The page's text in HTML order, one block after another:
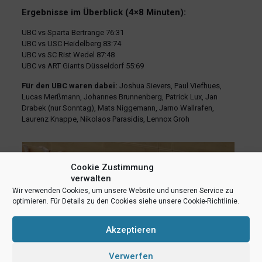
Cookie Zustimmung
verwalten
Wir verwenden Cookies, um unsere Website und unseren Service zu
optimieren. Für Details zu den Cookies siehe unsere Cookie-Richtlinie.
Akzeptieren
Verwerfen
Ergebnisse im Überblick (4×8 Minuten):
UBC vs Sparta Bertrange 76:31
UBC vs USC Heidelberg 83:74
UBC vs SC Rist Wedel 87:48
UBC vs ART Giants Düsseldorf 55:69
Für den UBC waren dabei: Joshua Sievers, Paul Viefhues,
Lucas Merßmann, Johannes Brunnenberg, Patrick Lux, Jan
Drabek (nur Sonntag), Mats Niggemann, Jarno Wallrafen,
Laurenz Knappe, Nikolaos Parasidis, Lennox Groh